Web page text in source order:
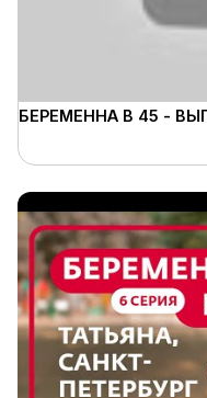
БЕРЕМЕННА В 45 -